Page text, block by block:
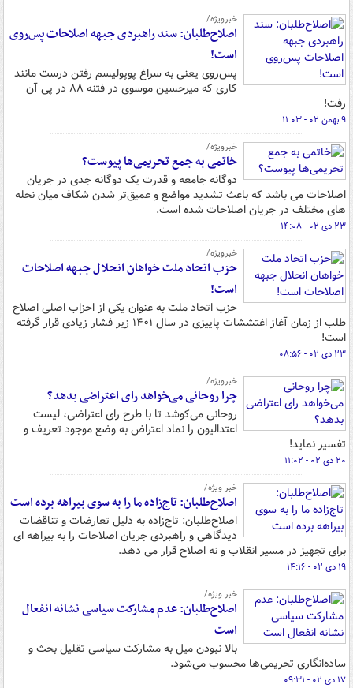
خبرویژه/
اصلاح‌طلبان: سند راهبردی جبهه اصلاحات پس‌روی
است!
پس‌روی یعنی به سراغ پوپولیسم رفتن درست مانند
کاری که میرحسین موسوی در فتنه ۸۸ در پی آن
رفت!
۹ بهمن ۰۲ - ۱۱:۰۳
خبرویژه/
خاتمی به جمع تحریمی‌ها پیوست؟
دوگانه جامعه و قدرت یک دوگانه جدی در جریان
اصلاحات می باشد که باعث تشدید مواضع و عمیق‌تر شدن شکاف میان نحله
های مختلف در جریان اصلاحات شده است.
۲۳ دی ۰۲ - ۱۴:۰۸
خبرویژه/
حزب اتحاد ملت خواهان انحلال جبهه اصلاحات
است!
حزب اتحاد ملت به عنوان یکی از احزاب اصلی اصلاح
طلب از زمان آغاز اغتششات پاییزی در سال ۱۴۰۱ زیر فشار زیادی قرار گرفته
است!
۲۳ دی ۰۲ - ۰۸:۵۶
خبرویژه/
چرا روحانی می‌خواهد رای اعتراضی بدهد؟
روحانی می‌کوشد تا با طرح رای اعتراضی، لیست
اعتدالیون را نماد اعتراض به وضع موجود تعریف و
تفسیر نماید!
۲۰ دی ۰۲ - ۱۱:۰۲
خبر ویژه/
اصلاح‌طلبان: تاج‌زاده ما را به سوی بیراهه برده است
اصلاح‌طلبان: تاج‌زاده به دلیل تعارضات و تناقضات
دیدگاهی و راهبردی جریان اصلاحات را به بیراهه ای
برای تجهیز در مسیر انقلاب و نه اصلاح قرار می دهد.
۱۹ دی ۰۲ - ۱۴:۱۶
خبر ویژه/
اصلاح‌طلبان: عدم مشارکت سیاسی نشانه انفعال
است
بالا نبودن میل به مشارکت سیاسی تقلیل بحث و
ساده‌انگاری تحریمی‌ها محسوب می‌شود.
۱۷ دی ۰۲ - ۰۹:۳۱